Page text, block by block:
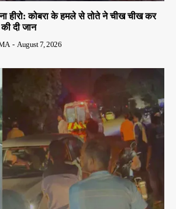
हीरो: कोबरा के हमले से तोते ने चीख चीख कर
दी जान
- August 7, 2026